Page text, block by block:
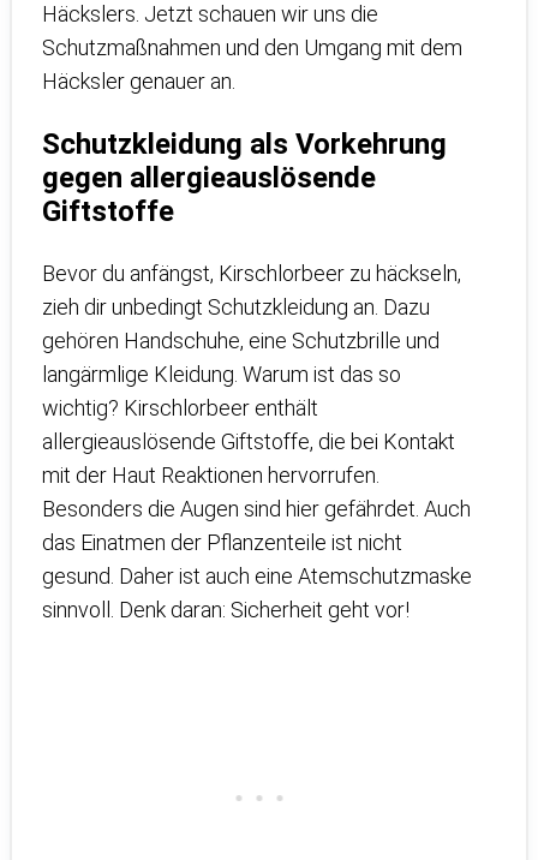
Häckslers. Jetzt schauen wir uns die
Schutzmaßnahmen und den Umgang mit dem
Häcksler genauer an.
Schutzkleidung als Vorkehrung
gegen allergieauslösende
Giftstoffe
Bevor du anfängst, Kirschlorbeer zu häckseln,
zieh dir unbedingt Schutzkleidung an. Dazu
gehören Handschuhe, eine Schutzbrille und
langärmlige Kleidung. Warum ist das so
wichtig? Kirschlorbeer enthält
allergieauslösende Giftstoffe, die bei Kontakt
mit der Haut Reaktionen hervorrufen.
Besonders die Augen sind hier gefährdet. Auch
das Einatmen der Pflanzenteile ist nicht
gesund. Daher ist auch eine Atemschutzmaske
sinnvoll. Denk daran: Sicherheit geht vor!